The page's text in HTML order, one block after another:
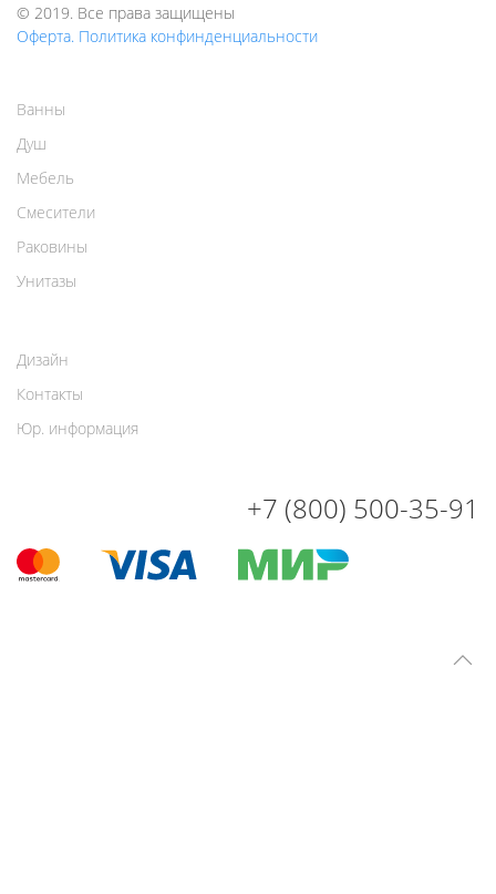
© 2019. Все права защищены
Оферта. Политика конфинденциальности
Ванны
Душ
Мебель
Смесители
Раковины
Унитазы
Дизайн
Контакты
Юр. информация
+7 (800) 500-35-91